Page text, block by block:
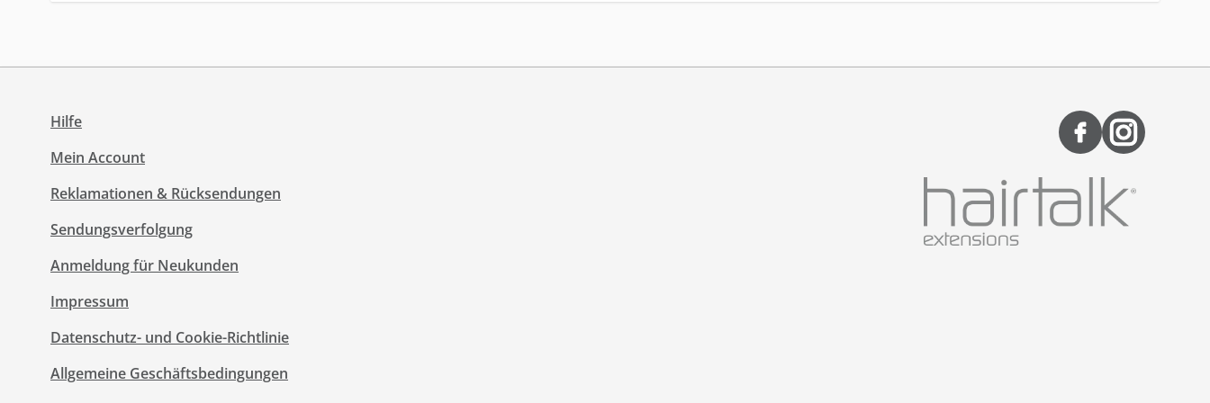
Hilfe
Mein Account
Reklamationen & Rücksendungen
Sendungsverfolgung
Anmeldung für Neukunden
Impressum
Datenschutz- und Cookie-Richtlinie
Allgemeine Geschäftsbedingungen